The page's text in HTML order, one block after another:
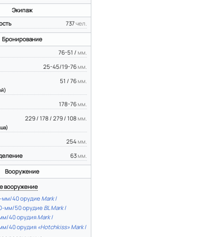
Экипаж
737чел.
Бронирование
76-51 / мм.
25-45/19-76 мм.
51 / 76 мм.
178-76 мм.
229 / 178 / 279 / 108 мм.
254 мм.
63 мм.
Вооружение
вооружение
мм/40 орудие Mark I
мм/50 орудиеBL Mark I
40 орудия Mark I
40 орудия «Hotchkiss» Mark I